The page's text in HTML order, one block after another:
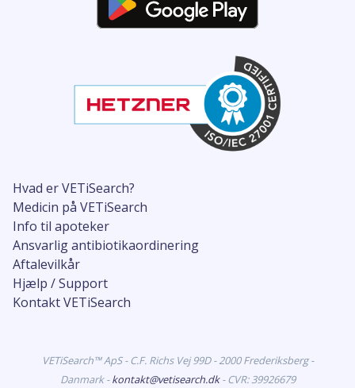
Hvad er VETiSearch?
Medicin på VETiSearch
Info til apoteker
Ansvarlig antibiotikaordinering
Aftalevilkår
Hjælp / Support
Kontakt VETiSearch
VETiSearch™ ApS - C.F. Richs Vej 99D - 2000 Frederiksberg -
Danmark -kontakt@vetisearch.dk- CVR: 39926679